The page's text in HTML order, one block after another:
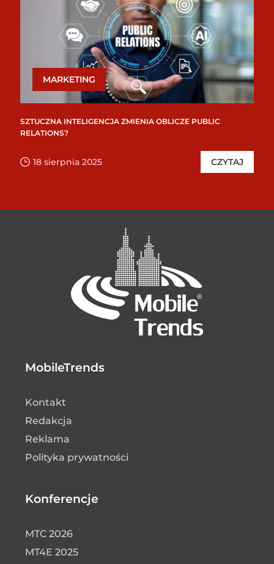
MARKETING
SZTUCZNA INTELIGENCJA ZMIENIA OBLICZE PUBLIC
RELATIONS?
18 sierpnia 2025 CZYTAJ
MobileTrends
Kontakt
Redakcja
Reklama
Polityka prywatności
Konferencje
MTC 2026
MT4E 2025